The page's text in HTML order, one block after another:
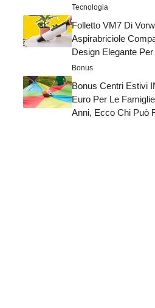
Tecnologia
Folletto VM7 Di
Aspirabriciole
Design Elegante
Bonus
Bonus Centri Estivi
Euro Per Le
Anni, Ecco Chi Può